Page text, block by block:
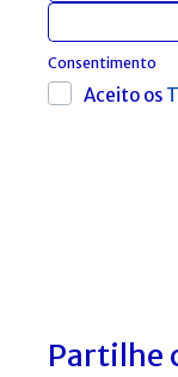
Consentimento
Aceito os
Partilhe